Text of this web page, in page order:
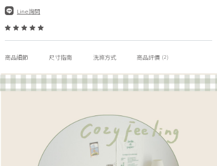
Line詢問
商品細節 尺寸指南 洗滌方式 商品評價 (2)